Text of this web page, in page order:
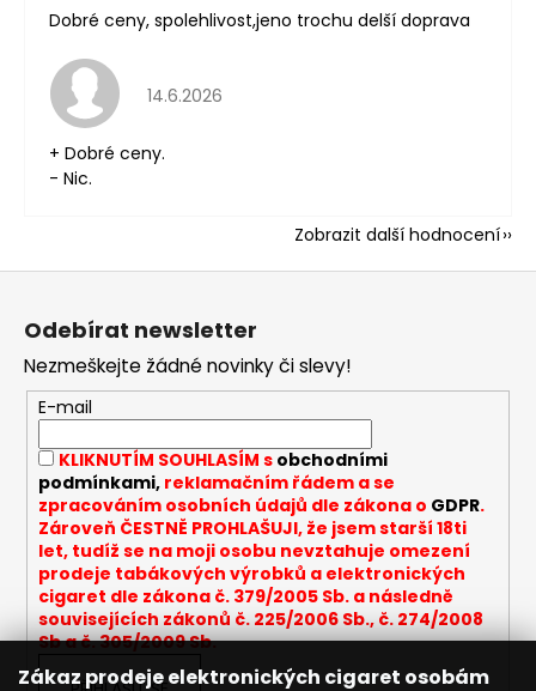
Zákaz prodeje elektronických cigaret osobám
Dobré ceny, spolehlivost,jeno trochu delší doprava
Hodnocení obchodu je 5 z 5 hvězdiček.
14.6.2026
+ Dobré ceny.
- Nic.
Zobrazit další hodnocení
Z
Odebírat newsletter
Nezmeškejte žádné novinky či slevy!
E-mail
KLIKNUTÍM SOUHLASÍM s obchodními
podmínkami,reklamačním řádem a se
zpracováním osobních údajů dle zákona o GDPR.
Zároveň ČESTNĚ PROHLAŠUJI, že jsem starší 18ti
let, tudíž se na moji osobu nevztahuje omezení
prodeje tabákových výrobků a elektronických
cigaret dle zákona č. 379/2005 Sb. a následně
souvisejících zákonů č. 225/2006 Sb., č. 274/2008
Sb a č. 305/2009 Sb.